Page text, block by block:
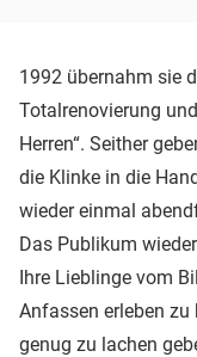
1992 übernahm sie
Totalrenovierung
Herren“. Seither
die Klinke in die
wieder einmal
Das Publikum
Ihre Lieblinge vom
Anfassen erleben
genug zu lachen